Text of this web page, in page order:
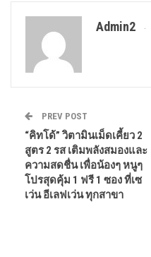
Admin2
PREV POST
“คิทโด้” วิตามินเม็ดเคี้ยว 2
สูตร 2 รส เติมพลังสมองและ
ความสดชื่น เพื่อน้องๆ หนูๆ
โปรสุดคุ้ม 1 ฟรี 1 ซอง ที่เซ
เว่น อีเลฟเว่น ทุกสาขา